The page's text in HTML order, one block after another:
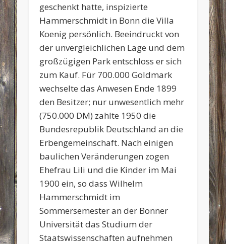
geschenkt hatte, inspizierte
Hammerschmidt in Bonn die Villa
Koenig persönlich. Beeindruckt von
der unvergleichlichen Lage und dem
großzügigen Park entschloss er sich
zum Kauf. Für 700.000 Goldmark
wechselte das Anwesen Ende 1899
den Besitzer; nur unwesentlich mehr
(750.000 DM) zahlte 1950 die
Bundesrepublik Deutschland an die
Erbengemeinschaft. Nach einigen
baulichen Veränderungen zogen
Ehefrau Lili und die Kinder im Mai
1900 ein, so dass Wilhelm
Hammerschmidt im
Sommersemester an der Bonner
Universität das Studium der
Staatswissenschaften aufnehmen